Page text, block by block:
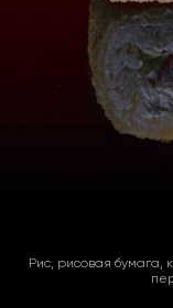
Рис, рисовая бумага,